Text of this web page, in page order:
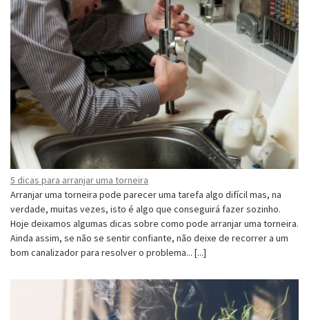
5 dicas para arranjar uma torneira
Arranjar uma torneira pode parecer uma tarefa algo difícil mas, na
verdade, muitas vezes, isto é algo que conseguirá fazer sozinho.
Hoje deixamos algumas dicas sobre como pode arranjar uma torneira.
Ainda assim, se não se sentir confiante, não deixe de recorrer a um
bom canalizador para resolver o problema... [...]